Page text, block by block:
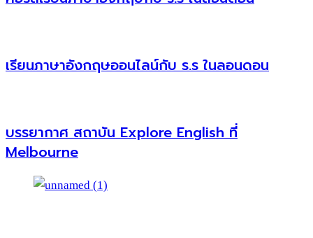
เรียนภาษาอังกฤษออนไลน์กับ ร.ร ในลอนดอน
บรรยากาศ สถาบัน Explore English ที่
Melbourne